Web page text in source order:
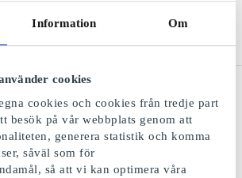
Information Om
cookies
cookies och cookies från tredje part
besök på vår webbplats genom att
generera statistik och komma
såväl som för
så att vi kan optimera våra
pris
Dressmann SE
Presentkort
Nordens ledande kedja
inom herrkläder